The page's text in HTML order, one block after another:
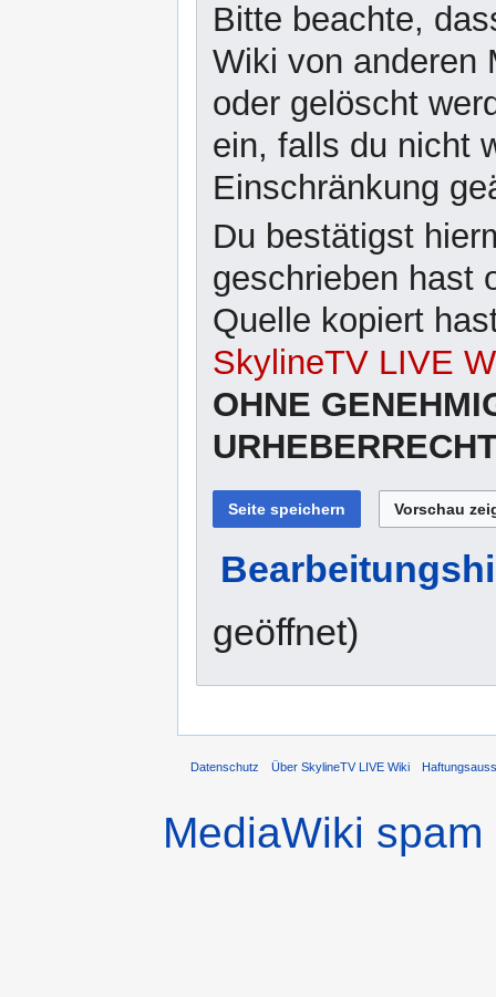
Bitte beachte,
Wiki von anderen
oder gelöscht
ein, falls du nicht
Einschränkung
Du bestätigst
geschrieben hast
Quelle kopiert
SkylineTV LIVE
OHNE
geöffnet)
Datenschutz Über SkylineTV LIVE Wiki
MediaWiki spam